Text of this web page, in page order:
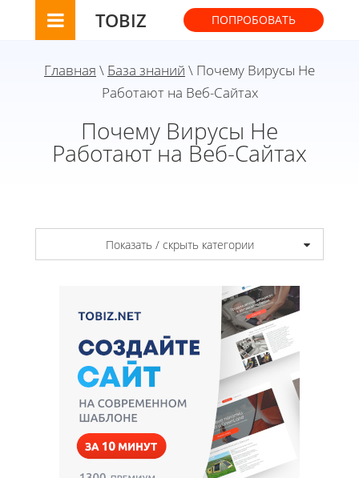
TOBIZ ПОПРОБОВАТЬ
Главная \ База знаний \ Почему Вирусы Не
Работают на Веб-Сайтах
Почему Вирусы Не
Работают на Веб-Сайтах
Показать / скрыть категории